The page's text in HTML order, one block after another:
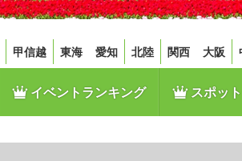
甲信越 東海 愛知 北陸 関西 大阪
イベントランキング スポッ